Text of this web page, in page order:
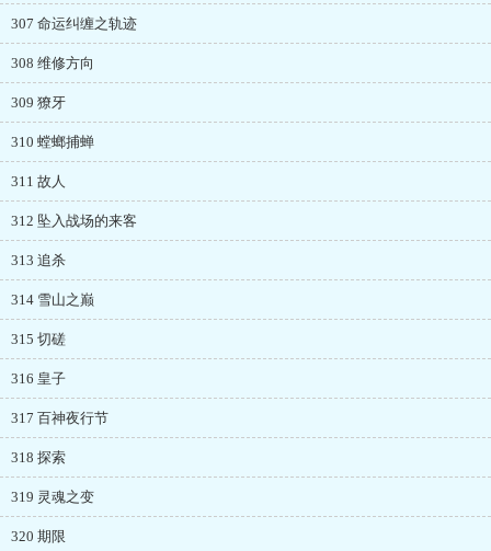
307 命运纠缠之轨迹
308 维修方向
309 獠牙
310 螳螂捕蝉
311 故人
312 坠入战场的来客
313 追杀
314 雪山之巅
315 切磋
316 皇子
317 百神夜行节
318 探索
319 灵魂之变
320 期限